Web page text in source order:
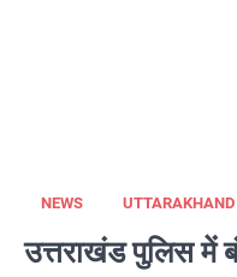
NEWS UTTARAKHAND
उत्तराखंड पुलिस में